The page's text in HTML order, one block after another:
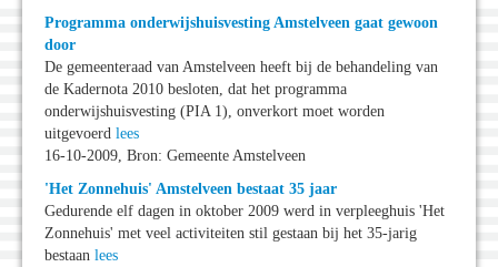
Programma onderwijshuisvesting Amstelveen gaat gewoon
door
De gemeenteraad van Amstelveen heeft bij de behandeling van
de Kadernota 2010 besloten, dat het programma
onderwijshuisvesting (PIA 1), onverkort moet worden
uitgevoerd lees
16-10-2009, Bron: Gemeente Amstelveen
'Het Zonnehuis' Amstelveen bestaat 35 jaar
Gedurende elf dagen in oktober 2009 werd in verpleeghuis 'Het
Zonnehuis' met veel activiteiten stil gestaan bij het 35-jarig
bestaan lees